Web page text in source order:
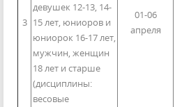
3
девушек 12-13, 14-
15 лет, юниоров и
юниорок 16-17 лет,
мужчин, женщин
18 лет и старше
(дисциплины:
весовые
01-06
апреля